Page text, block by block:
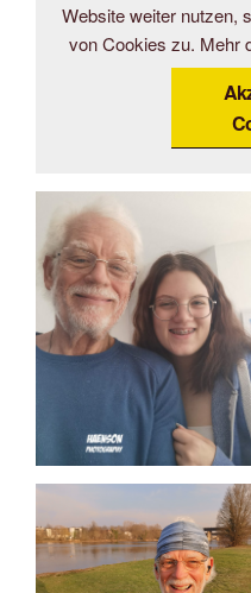
Website weiter nutzen,
von Cookies zu. Mehr